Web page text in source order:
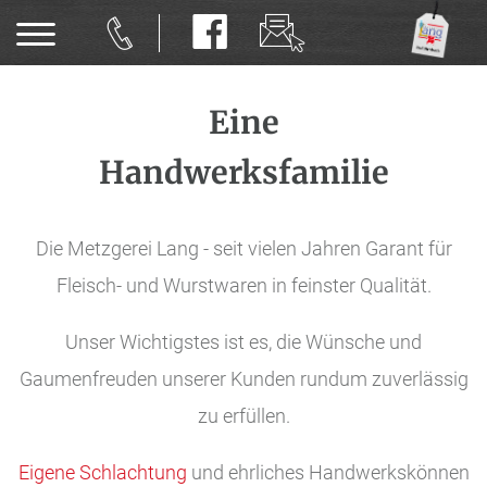
Eine
Handwerksfamilie
Die Metzgerei Lang - seit vielen Jahren Garant für
Fleisch- und Wurstwaren in feinster Qualität.
Unser Wichtigstes ist es, die Wünsche und
Gaumenfreuden unserer Kunden rundum zuverlässig
zu erfüllen.
Eigene Schlachtung und ehrliches Handwerkskönnen